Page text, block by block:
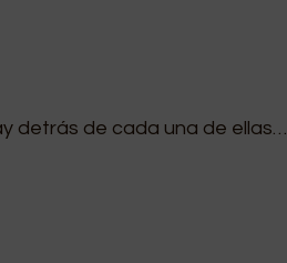
detrás de cada una de ellas…